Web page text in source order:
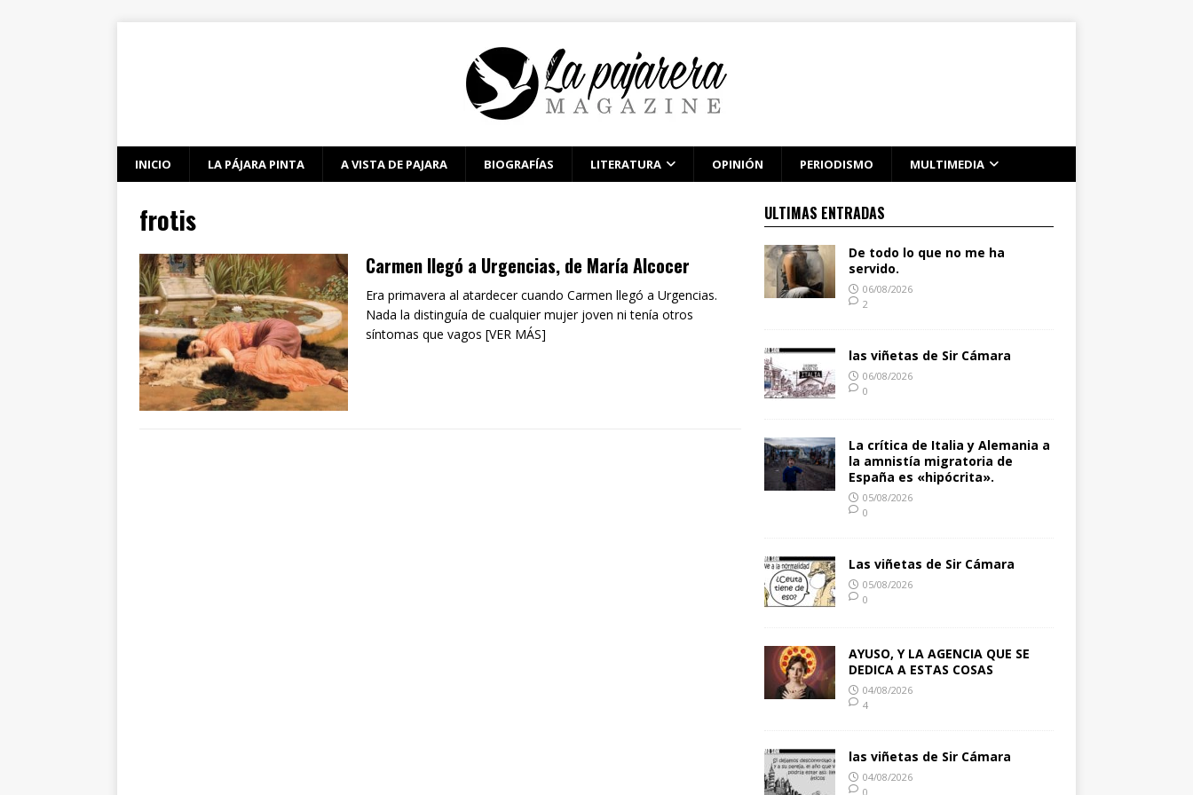
INICIO LA PÁJARA PINTA A VISTA DE PAJARA BIOGRAFÍAS LITERATURA OPINIÓN PERIODISMO MULTIMEDIA
frotis
Carmen llegó a Urgencias, de María Alcocer
Era primavera al atardecer cuando Carmen llegó a Urgencias.
Nada la distinguía de cualquier mujer joven ni tenía otros
síntomas que vagos [VER MÁS]
ULTIMAS ENTRADAS
De todo lo que no me ha
servido.
06/08/2026
2
las viñetas de Sir Cámara
06/08/2026
0
La crítica de Italia y Alemania a
la amnistía migratoria de
España es «hipócrita».
05/08/2026
0
Las viñetas de Sir Cámara
05/08/2026
0
AYUSO, Y LA AGENCIA QUE SE
DEDICA A ESTAS COSAS
04/08/2026
4
las viñetas de Sir Cámara
04/08/2026
0